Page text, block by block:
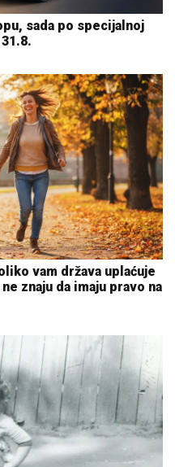
sada po specijalnoj
vam država uplaćuje
znaju da imaju pravo na